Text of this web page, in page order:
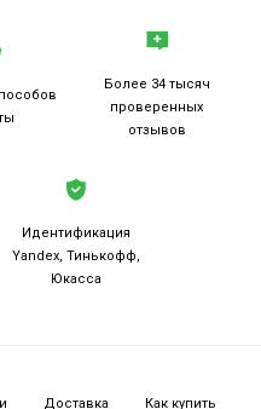
Более 34 тысяч
проверенных
отзывов
Идентификация
Yandex, Тинькофф,
Юкасса
Доставка Как купить